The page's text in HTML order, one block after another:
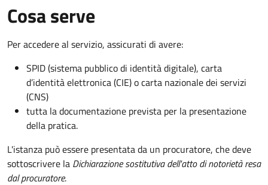
Cosa serve
Per accedere al servizio, assicurati di avere:
SPID (sistema pubblico di identità digitale), carta
d’identità elettronica (CIE) o carta nazionale dei servizi
(CNS)
tutta la documentazione prevista per la presentazione
della pratica.
L'istanza può essere presentata da un procuratore, che deve
sottoscrivere la Dichiarazione sostitutiva dell'atto di notorietà resa
dal procuratore.